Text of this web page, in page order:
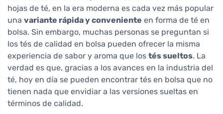
hojas de té, en la era moderna es cada vez más popular
una variante rápida y conveniente en forma de té en
bolsa. Sin embargo, muchas personas se preguntan si
los tés de calidad en bolsa pueden ofrecer la misma
experiencia de sabor y aroma que los tés sueltos. La
verdad es que, gracias a los avances en la industria del
té, hoy en día se pueden encontrar tés en bolsa que no
tienen nada que envidiar a las versiones sueltas en
términos de calidad.